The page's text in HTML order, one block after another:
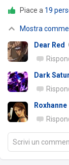
Piace a 19
Mostra
Dear Red
Dark
Roxhanne
Scrivi un